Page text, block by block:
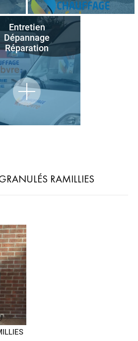
Entretien
Dépannage
Réparation
RAMILLIES